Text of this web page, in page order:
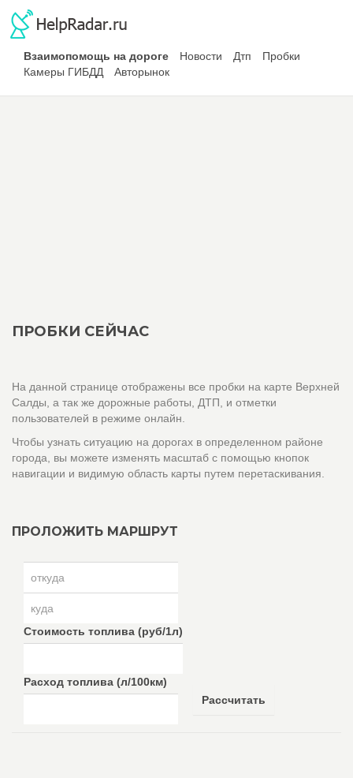
Взаимопомощь на дороге Новости Дтп
Пробки
Камеры ГИБДД
Авторынок
ПРОБКИ СЕЙЧАС
На данной странице отображены все пробки на карте Верхней
Салды, а так же дорожные работы, ДТП, и отметки
пользователей в режиме онлайн.
Чтобы узнать ситуацию на дорогах в определенном районе
города, вы можете изменять масштаб с помощью кнопок
навигации и видимую область карты путем перетаскивания.
ПРОЛОЖИТЬ МАРШРУТ
Стоимость топлива (руб/1л)
Расход топлива (л/100км)
Рассчитать